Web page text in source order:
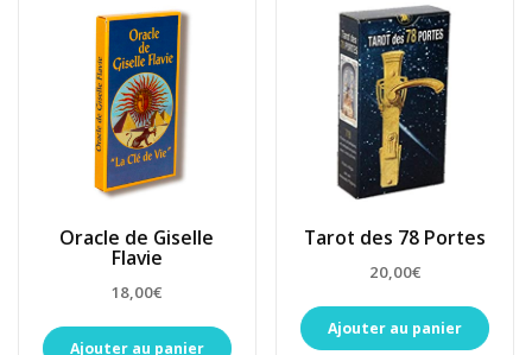
Oracle de Giselle
Flavie
18,00€
Ajouter au panier
Tarot des 78 Portes
20,00€
Ajouter au panier